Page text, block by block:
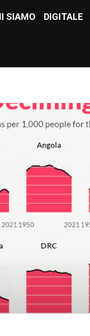
SIAMO DIGITALE
SIAMO DIGITALE